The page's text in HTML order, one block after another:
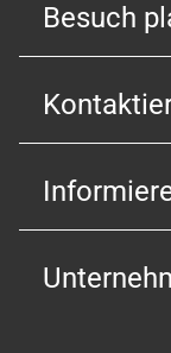
Besuch